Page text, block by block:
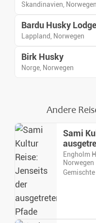
Skandinavien, Norwegen
Bardu Husky Lodge
Lappland, Norwegen
Birk Husky
Norge, Norwegen
Andere
Sami
Engholm
Norwegen